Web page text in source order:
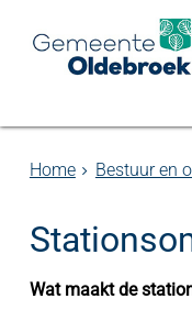
Home Bestuur en
Wat maakt de